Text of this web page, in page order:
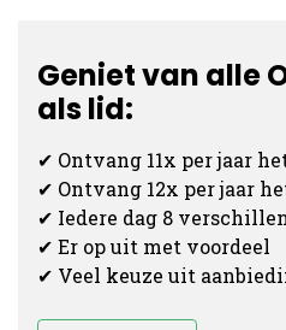
Geniet van alle
als lid:
✔ Ontvang 11x per jaar
✔ Ontvang 12x per jaar
✔ Iedere dag 8
✔ Er op uit met voordeel
✔ Veel keuze uit